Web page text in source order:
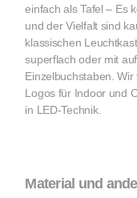
einfach als Tafel – Es
und der Vielfalt sind
klassischen
superflach oder mit
Einzelbuchstaben.
Logos für Indoor und
in LED-Technik.
Material und